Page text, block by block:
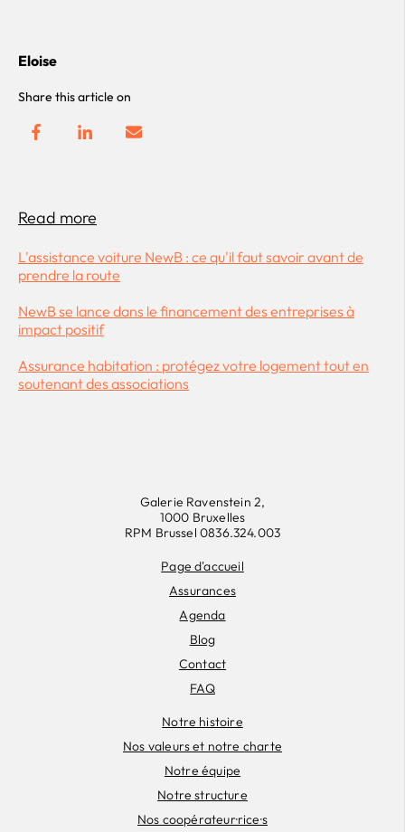
Eloise
Share this article on
Read more
L'assistance voiture NewB : ce qu'il faut savoir avant de
prendre la route
NewB se lance dans le financement des entreprises à
impact positif
Assurance habitation : protégez votre logement tout en
soutenant des associations
Galerie Ravenstein 2,
1000 Bruxelles
RPM Brussel 0836.324.003
Page d'accueil
Assurances
Agenda
Blog
Contact
FAQ
Notre histoire
Nos valeurs et notre charte
Notre équipe
Notre structure
Nos coopérateur·rice·s